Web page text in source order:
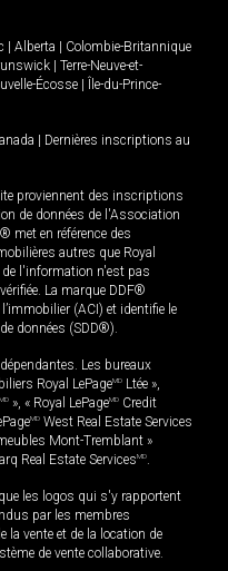
Alberta
Colombie-Britannique
Terre-Neuve-et-
Écosse
Île-du-Prince-
Dernières inscriptions au
proviennent des inscriptions
de données de l'Association
met en référence des
autres que Royal
l'information n'est pas
La marque DDF®
(ACI) et identifie le
données (SDD®).
Les bureaux
Royal LePageMD Ltée »,
MD », « Royal LePageMD Credit
MD West Real Estate Services
Mont-Tremblant »
Real Estate ServicesMD.
les logos qui s'y rapportent
par les membres
la vente et de la location de
de vente collaborative.